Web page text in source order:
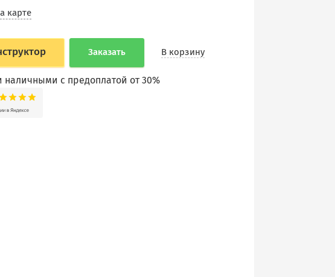
карте
Заказать В корзину
наличными с предоплатой от 30%